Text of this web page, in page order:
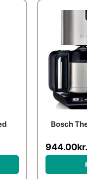
Bosch
944.00kr.